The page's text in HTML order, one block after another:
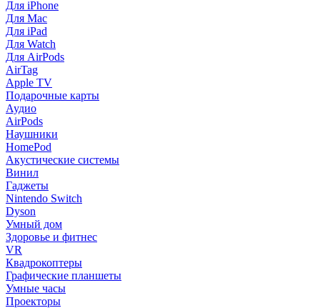
Для iPhone
Для Mac
Для iPad
Для Watch
Для AirPods
AirTag
Apple TV
Подарочные карты
Аудио
AirPods
Наушники
HomePod
Акустические системы
Винил
Гаджеты
Nintendo Switch
Dyson
Умный дом
Здоровье и фитнес
VR
Квадрокоптеры
Графические планшеты
Умные часы
Проекторы